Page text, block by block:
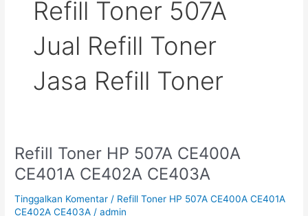
Refill Toner 507A
Jual Refill Toner
Jasa Refill Toner
Refill Toner HP 507A CE400A
CE401A CE402A CE403A
Tinggalkan Komentar / Refill Toner HP 507A CE400A CE401A
CE402A CE403A /admin
Refill
Toner
HP
507A
CE400A